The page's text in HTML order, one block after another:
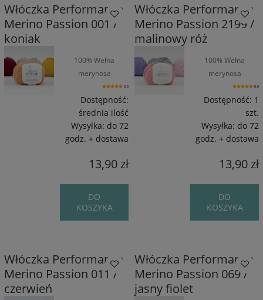
Włóczka Performance
Merino Passion 001 /
koniak
100% Wełna
merynosa
superwash / 55 m /
50 g
5.0
Dostępność:
średnia ilość
Wysyłka: do 72
godz. + dostawa
13,90 zł
DO
KOSZYKA
Włóczka Performance
Merino Passion 2199 /
malinowy róż
100% Wełna
merynosa
superwash / 55 m /
50 g
5.0
Dostępność: 1
szt.
Wysyłka: do 72
godz. + dostawa
13,90 zł
DO
KOSZYKA
Włóczka Performance
Merino Passion 011 /
czerwień
Włóczka Performance
Merino Passion 069 /
jasny fiolet